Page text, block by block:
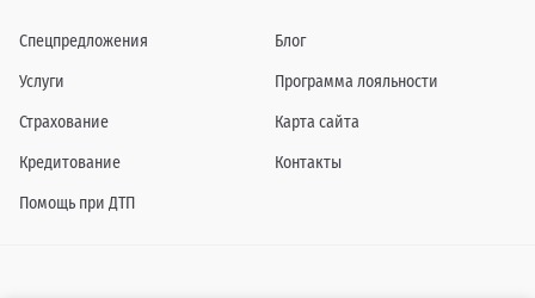
Спецпредложения
Услуги
Страхование
Кредитование
Помощь при ДТП
Блог
Программа лояльности
Карта сайта
Контакты